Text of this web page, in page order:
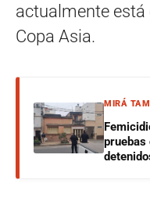
actualmente está
Copa Asia.
MIRÁ
pruebas